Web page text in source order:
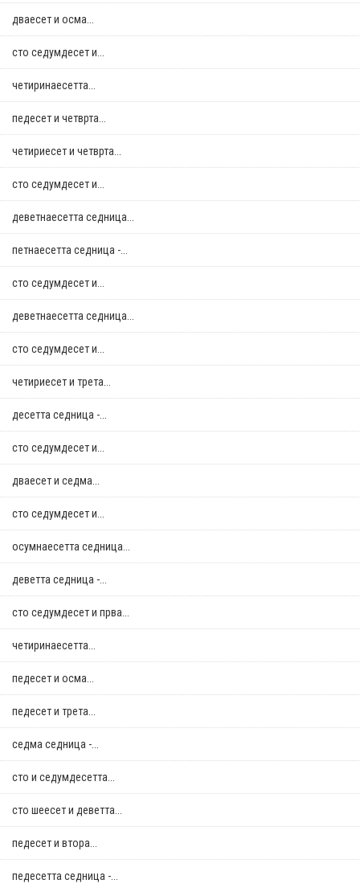
дваесет и осма...
сто седумдесет и...
четиринаесетта...
педесет и четврта...
четириесет и четврта...
сто седумдесет и...
деветнаесетта седница...
петнаесетта седница -...
сто седумдесет и...
деветнаесетта седница...
сто седумдесет и...
четириесет и трета...
десетта седница -...
сто седумдесет и...
дваесет и седма...
сто седумдесет и...
осумнaесетта седница...
деветта седница -...
сто седумдесет и прва...
четиринаесетта...
педесет и осма...
педесет и трета...
седма седница -...
сто и седумдесетта...
сто шеесет и деветта...
педесет и втора...
педесетта седница -...